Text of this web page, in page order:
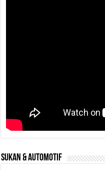
SUKAN & AUTOMOTIF